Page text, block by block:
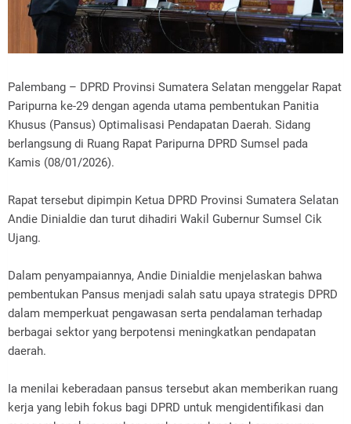
Palembang – DPRD Provinsi Sumatera Selatan menggelar Rapat
Paripurna ke-29 dengan agenda utama pembentukan Panitia
Khusus (Pansus) Optimalisasi Pendapatan Daerah. Sidang
berlangsung di Ruang Rapat Paripurna DPRD Sumsel pada
Kamis (08/01/2026).
Rapat tersebut dipimpin Ketua DPRD Provinsi Sumatera Selatan
Andie Dinialdie dan turut dihadiri Wakil Gubernur Sumsel Cik
Ujang.
Dalam penyampaiannya, Andie Dinialdie menjelaskan bahwa
pembentukan Pansus menjadi salah satu upaya strategis DPRD
dalam memperkuat pengawasan serta pendalaman terhadap
berbagai sektor yang berpotensi meningkatkan pendapatan
daerah.
Ia menilai keberadaan pansus tersebut akan memberikan ruang
kerja yang lebih fokus bagi DPRD untuk mengidentifikasi dan